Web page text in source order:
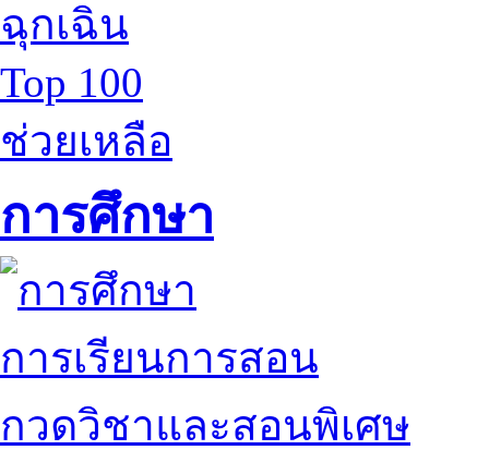
ฉุกเฉิน
Top 100
ช่วยเหลือ
การศึกษา
การเรียนการสอน
กวดวิชาและสอนพิเศษ